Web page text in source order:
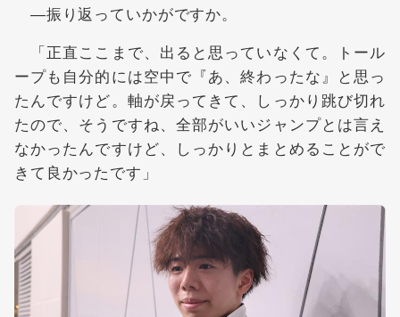
―振り返っていかがですか。
「正直ここまで、出ると思っていなくて。トール
ープも自分的には空中で『あ、終わったな』と思っ
たんですけど。軸が戻ってきて、しっかり跳び切れ
たので、そうですね、全部がいいジャンプとは言え
なかったんですけど、しっかりとまとめることがで
きて良かったです」